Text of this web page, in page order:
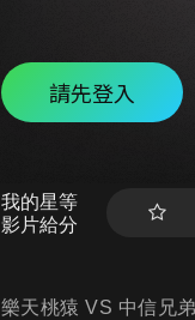
請先登入
我的星等
影片給分
樂天桃猿 VS 中信兄